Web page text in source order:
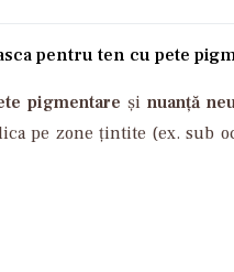
pentru ten cu pete
pigmentare și nuanță
pe zone țintite (ex. sub